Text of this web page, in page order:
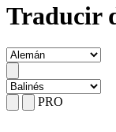
Traducir
PRO